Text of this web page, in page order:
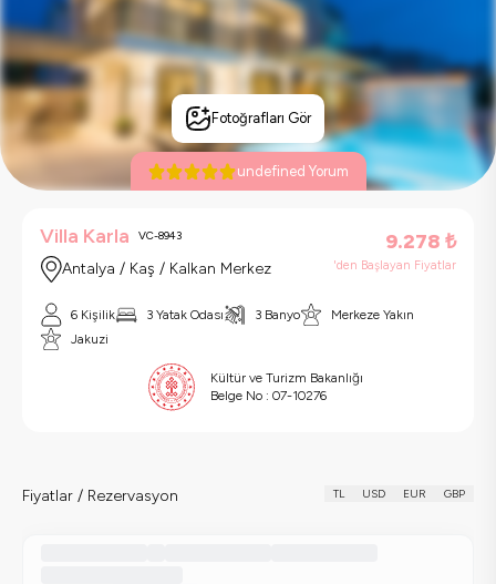
Fotoğrafları Gör
undefined Yorum
Villa Karla VC-8943
Antalya / Kaş / Kalkan Merkez
9.278 ₺
'den Başlayan Fiyatlar
6 Kişilik 3 Yatak Odası 3 Banyo
Merkeze Yakın
Jakuzi
Kültür ve Turizm Bakanlığı
Belge No : 07-10276
Fiyatlar / Rezervasyon TL USD EUR GBP